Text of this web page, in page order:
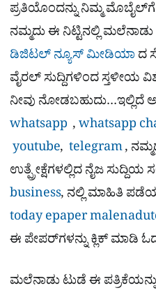
ಪ್ರತಿಯೊಂದನ್ನು ನಿಮ್ಮ
ನಮ್ಮದು ಈ ನಿಟ್ಟಿನಲ್ಲಿ
ಡಿಜಿಟಲ್ ನ್ಯೂಸ್ ಮೀಡಿಯಾ ದ
ವೈರಲ್​ ಸುದ್ದಿಗಳಿಂದ ಸ್ತಳೀಯ
ನೀವು ನೋಡಬಹುದು…ಇಲ್ಲಿದೆ
whatsapp ,whatsapp
youtube, telegram,
ಉತ್ಪ್ರೇಕ್ಷೆಗಳಲ್ಲಿದ ನೈಜ ಸುದ್ದಿಯ
business, ನಲ್ಲಿ ಮಾಹಿತಿ
today epaper
ಈ ಪೇಪರ್​ಗಳನ್ನು ಕ್ಲಿಕ್ ಮಾಡಿ
ಮಲೆನಾಡು ಟುಡೆ ಈ